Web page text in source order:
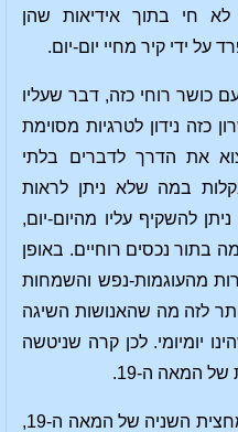
חי בתוך אידיאות שהן
על ידי קיר מחיי יום-יום.
כושר רוחי כזה, דבר שעליו
כזה נידון לטרגיות מסוימת
את הדרך לדברים בלתי
במה שלא ניתן לראות
להשקיף עליו מהיום-יום,
נכסים רוחיים. באופן
מהעוגמות-נפש והשמחות
לזה מה שהאנושות השיגה
יומיומי. לכן קרה שניטשה
המאה ה-19.
מי שסוקר את התרבות של המחצית השניה של המאה ה-19,